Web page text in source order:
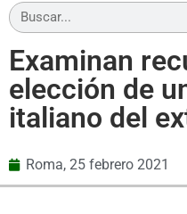
Examinan
elección de
italiano del
Roma, 25 febrero 2021